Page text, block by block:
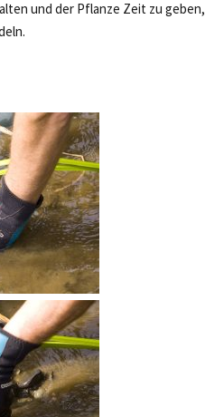
und der Pflanze Zeit zu geben,